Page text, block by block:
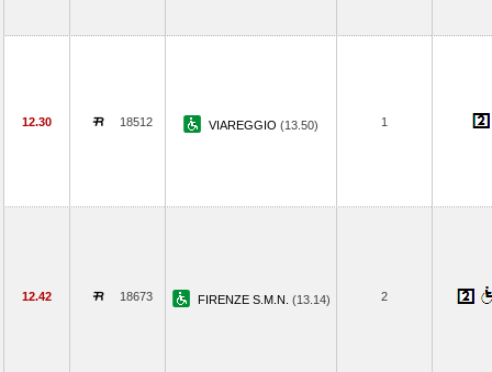
12.30 18512 VIAREGGIO (13.50) 1
12.42 18673 FIRENZE S.M.N. (13.14) 2